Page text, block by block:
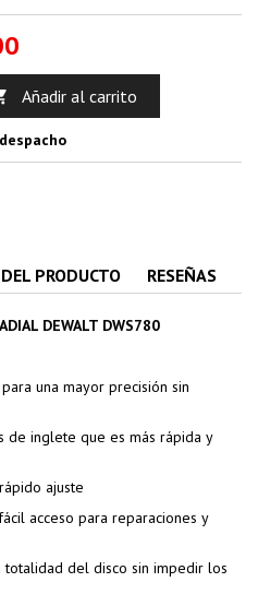
Añadir al carrito
PRODUCTO RESEÑAS
DEWALT DWS780
una mayor precisión sin
de inglete que es más rápida y
ajuste
acceso para reparaciones y
del disco sin impedir los